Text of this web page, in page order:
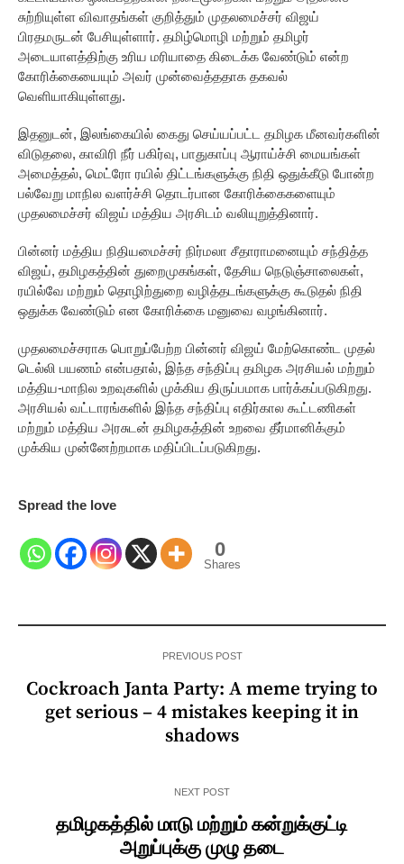
சுற்றியுள்ள விவாதங்கள் குறித்தும் முதலமைச்சர் விஜய்
பிரதமருடன் பேசியுள்ளார். தமிழ்மொழி மற்றும் தமிழர்
அடையாளத்திற்கு உரிய மரியாதை கிடைக்க வேண்டும் என்ற
கோரிக்கையையும் அவர் முன்வைத்ததாக தகவல்
வெளியாகியுள்ளது.
இதனுடன், இலங்கையில் கைது செய்யப்பட்ட தமிழக மீனவர்களின்
விடுதலை, காவிரி நீர் பகிர்வு, பாதுகாப்பு ஆராய்ச்சி மையங்கள்
அமைத்தல், மெட்ரோ ரயில் திட்டங்களுக்கு நிதி ஒதுக்கீடு போன்ற
பல்வேறு மாநில வளர்ச்சி தொடர்பான கோரிக்கைகளையும்
முதலமைச்சர் விஜய் மத்திய அரசிடம் வலியுறுத்தினார்.
பின்னர் மத்திய நிதியமைச்சர் நிர்மலா சீதாராமனையும் சந்தித்த
விஜய், தமிழகத்தின் துறைமுகங்கள், தேசிய நெடுஞ்சாலைகள்,
ரயில்வே மற்றும் தொழிற்துறை வழித்தடங்களுக்கு கூடுதல் நிதி
ஒதுக்க வேண்டும் என கோரிக்கை மனுவை வழங்கினார்.
முதலமைச்சராக பொறுப்பேற்ற பின்னர் விஜய் மேற்கொண்ட முதல்
டெல்லி பயணம் என்பதால், இந்த சந்திப்பு தமிழக அரசியல் மற்றும்
மத்திய-மாநில உறவுகளில் முக்கிய திருப்பமாக பார்க்கப்படுகிறது.
அரசியல் வட்டாரங்களில் இந்த சந்திப்பு எதிர்கால கூட்டணிகள்
மற்றும் மத்திய அரசுடன் தமிழகத்தின் உறவை தீர்மானிக்கும்
முக்கிய முன்னேற்றமாக மதிப்பிடப்படுகிறது.
Spread the love
0
Shares
PREVIOUS POST
Cockroach Janta Party: A meme trying to
get serious – 4 mistakes keeping it in
shadows
NEXT POST
தமிழகத்தில் மாடு மற்றும் கன்றுக்குட்டி
அறுப்புக்கு முழு தடை